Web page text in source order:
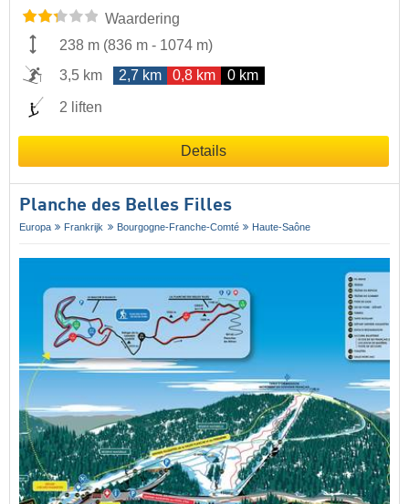
Waardering
238 m (836 m - 1074 m)
3,5 km
2,7 km 0,8 km 0 km
2 liften
Details
Planche des Belles Filles
Europa Frankrijk Bourgogne-Franche-Comté Haute-Saône